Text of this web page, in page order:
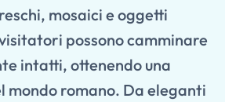
mosaici e oggetti
possono camminare
intatti, ottenendo una
mondo romano. Da eleganti